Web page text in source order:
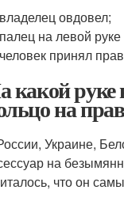
владелец овдовел;
палец на левой
человек принял
какой руке
на
Украине,
на
что он